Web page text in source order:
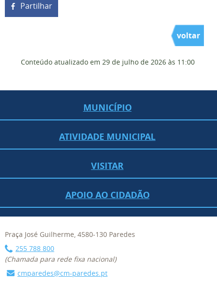
Partilhar
voltar
Conteúdo atualizado em 29 de julho de 2026 às 11:00
MUNICÍPIO
ATIVIDADE MUNICIPAL
VISITAR
APOIO AO CIDADÃO
Praça José Guilherme, 4580-130 Paredes
255 788 800
(Chamada para rede fixa nacional)
cmparedes@cm-paredes.pt